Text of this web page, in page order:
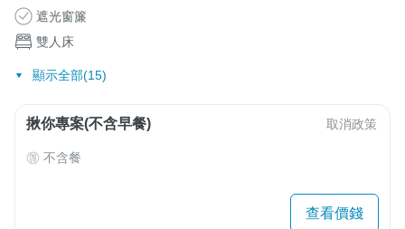
遮光窗簾
雙人床
顯示全部(15)
揪你專案(不含早餐) 取消政策
不含餐
查看價錢